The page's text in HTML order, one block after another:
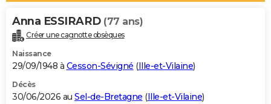
Alimentation
Guide de la santé
Maladies
Médicaments
Sommeil
VOYAGE
Destinations
City break
Voyage nature
Voyage de noces
Forum
Climat
+PHOTO
GUIDES D'ACHAT
BONS PLANS
Anna ESSIRARD (77 ans)
Créer une cagnotte obsèques
Naissance
29/09/1948 à Cesson-Sévigné (Ille-et-Vilaine)
Décès
30/06/2026 au Sel-de-Bretagne (Ille-et-Vilaine)